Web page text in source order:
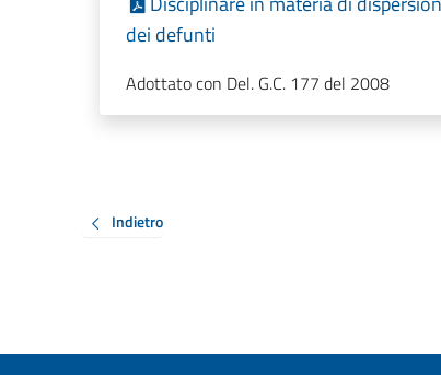
dei defunti
Adottato con Del. G.C. 177 del 2008
Indietro